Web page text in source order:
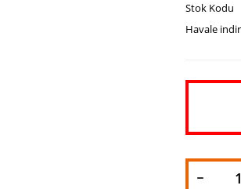
Stok Kodu
Havale